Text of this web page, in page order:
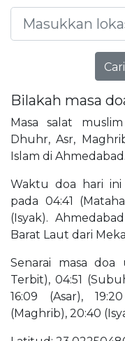
Bilakah masa
Masa salat
Dhuhr, Asr,
Islam di Ahmedabad.
Waktu doa hari
pada 04:41
(Isyak).
Barat Laut dari
Senarai masa
Terbit), 04:51
16:09 (Asar),
(Maghrib), 20:40